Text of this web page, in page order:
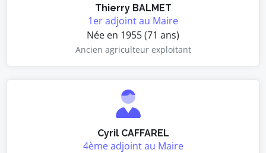
Thierry BALMET
1er adjoint au Maire
Née en 1955 (71 ans)
Ancien agriculteur exploitant
Cyril CAFFAREL
4ème adjoint au Maire